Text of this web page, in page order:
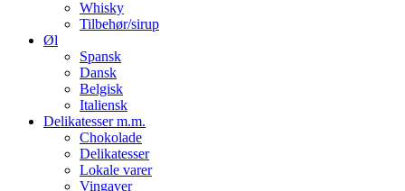
Whisky
Tilbehør/sirup
Øl
Spansk
Dansk
Belgisk
Italiensk
Delikatesser m.m.
Chokolade
Delikatesser
Lokale varer
Vingaver